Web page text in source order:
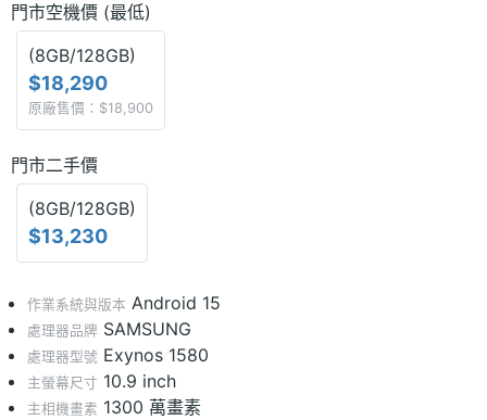
門市空機價 (最低)
(8GB/128GB)
$18,290
原廠售價：$18,900
門市二手價
(8GB/128GB)
$13,230
作業系統與版本 Android 15
處理器品牌 SAMSUNG
處理器型號 Exynos 1580
主螢幕尺寸 10.9 inch
主相機畫素 1300 萬畫素